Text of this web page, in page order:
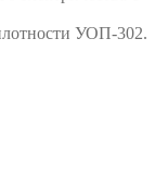
УОП-302.